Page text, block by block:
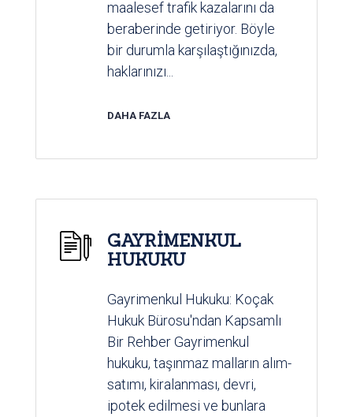
maalesef trafik kazalarını da
beraberinde getiriyor. Böyle
bir durumla karşılaştığınızda,
haklarınızı...
DAHA FAZLA
GAYRİMENKUL
HUKUKU
Gayrimenkul Hukuku: Koçak
Hukuk Bürosu'ndan Kapsamlı
Bir Rehber Gayrimenkul
hukuku, taşınmaz malların alım-
satımı, kiralanması, devri,
ipotek edilmesi ve bunlara